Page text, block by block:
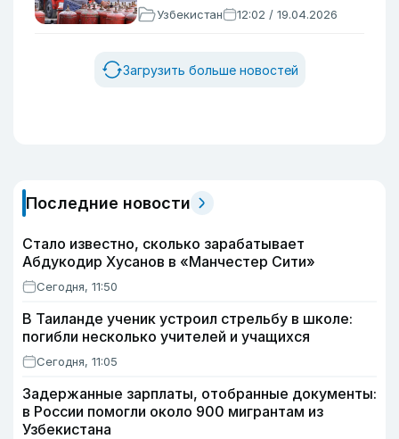
Узбекистан 12:02 / 19.04.2026
Загрузить больше новостей
Последние новости
Стало известно, сколько зарабатывает
Абдукодир Хусанов в «Манчестер Сити»
Сегодня, 11:50
В Таиланде ученик устроил стрельбу в школе:
погибли несколько учителей и учащихся
Сегодня, 11:05
Задержанные зарплаты, отобранные документы:
в России помогли около 900 мигрантам из
Узбекистана